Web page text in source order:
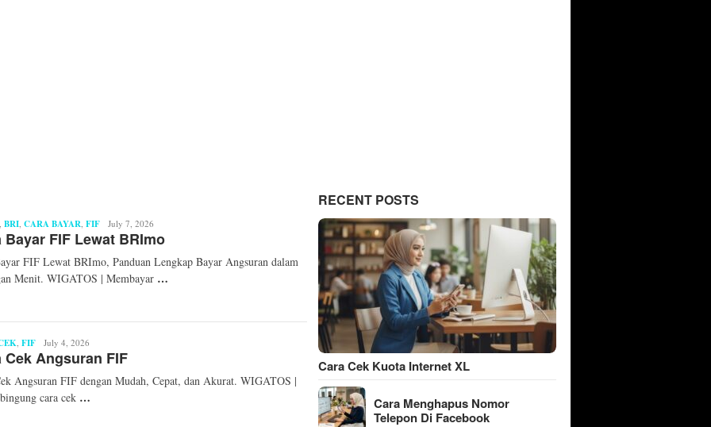
, BRI, CARA BAYAR, FIF Syaid
Ahmad
July 7, 2026
Bayar FIF Lewat BRImo
FIF Lewat BRImo, Panduan Lengkap Bayar Angsuran dalam
Menit. WIGATOS | Membayar …
, FIF Suryati
Ningsih
July 4, 2026
Cek Angsuran FIF
Angsuran FIF dengan Mudah, Cepat, dan Akurat. WIGATOS |
cara cek …
RECENT POSTS
Cara Cek Kuota Internet XL
Cara Menghapus Nomor
Telepon Di Facebook